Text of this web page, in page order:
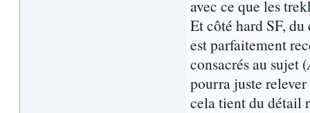
avec ce que les
Et côté hard SF,
est parfaitement
consacrés au sujet (
pourra juste
cela tient du détail